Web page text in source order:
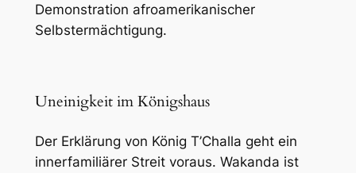
Demonstration afroamerikanischer
Selbstermächtigung.
Uneinigkeit im Königshaus
Der Erklärung von König T’Challa geht ein
innerfamiliärer Streit voraus. Wakanda ist